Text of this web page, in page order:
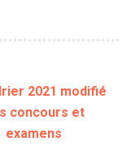
2021 modifié
concours et
examens